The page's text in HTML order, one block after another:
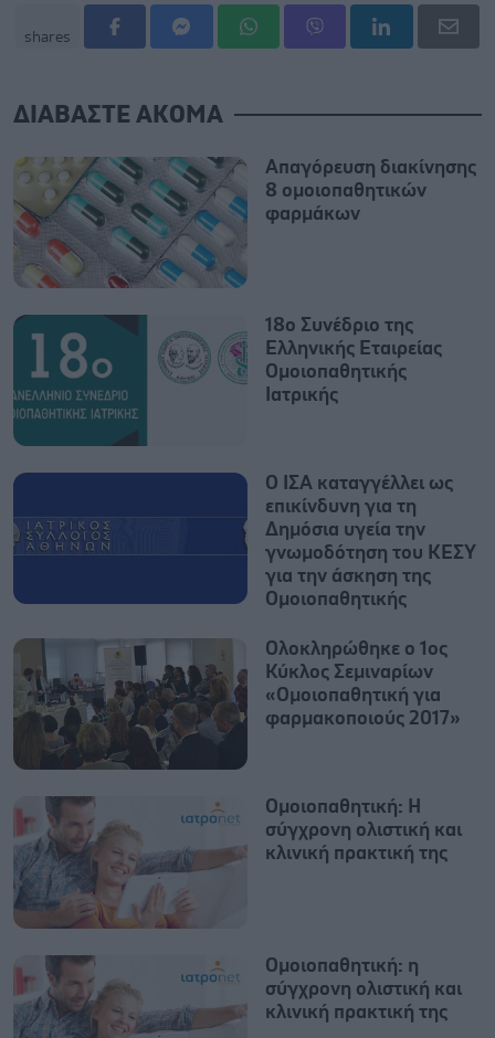
shares
ΔΙΑΒΑΣΤΕ ΑΚΟΜΑ
Απαγόρευση διακίνησης
8 ομοιοπαθητικών
φαρμάκων
18ο Συνέδριο της
Ελληνικής Εταιρείας
Ομοιοπαθητικής
Ιατρικής
Ο ΙΣΑ καταγγέλλει ως
επικίνδυνη για τη
Δημόσια υγεία την
γνωμοδότηση του ΚΕΣΥ
για την άσκηση της
Ομοιοπαθητικής
Ολοκληρώθηκε ο 1ος
Κύκλος Σεμιναρίων
«Ομοιοπαθητική για
φαρμακοποιούς 2017»
Ομοιοπαθητική: H
σύγχρονη ολιστική και
κλινική πρακτική της
Ομοιοπαθητική: η
σύγχρονη ολιστική και
κλινική πρακτική της